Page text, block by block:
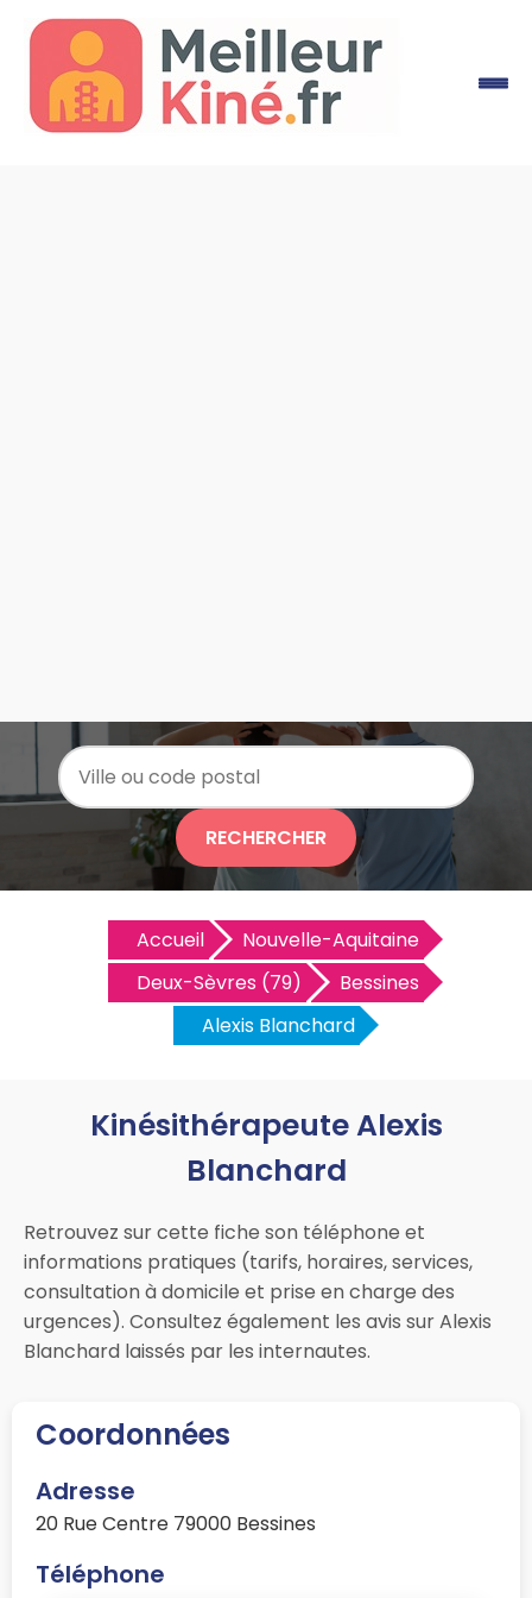
RECHERCHER
Accueil
Nouvelle-Aquitaine
Deux-Sèvres (79)
Bessines
Alexis Blanchard
Kinésithérapeute Alexis
Blanchard
Retrouvez sur cette fiche son téléphone et
informations pratiques (tarifs, horaires, services,
consultation à domicile et prise en charge des
urgences). Consultez également les avis sur Alexis
Blanchard laissés par les internautes.
Coordonnées
Adresse
20 Rue Centre 79000 Bessines
Téléphone